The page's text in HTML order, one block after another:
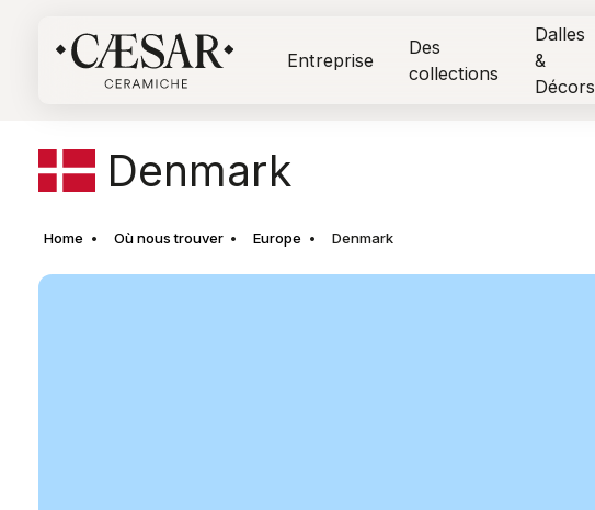
Entreprise
Des
collections
Dalles
&
Décors
Denmark
Home Où nous trouver Europe Denmark